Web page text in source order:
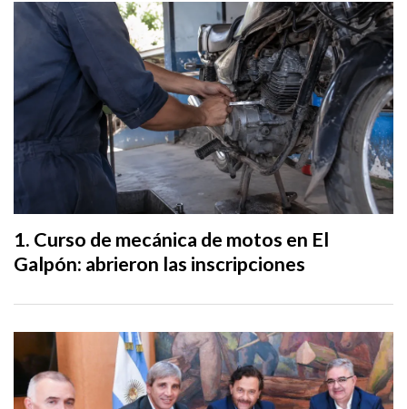
Curso de mecánica de motos en El
Galpón: abrieron las inscripciones